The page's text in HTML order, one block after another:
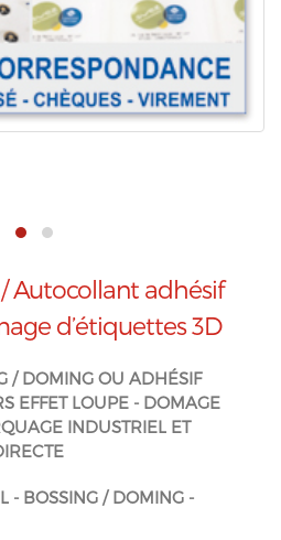
Autocollant adhésif
d’étiquettes 3D
/ DOMING OU ADHÉSIF
EFFET LOUPE - DOMAGE
INDUSTRIEL ET
- BOSSING / DOMING -